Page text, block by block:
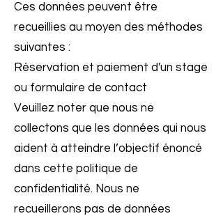
Ces données peuvent être
recueillies au moyen des méthodes
suivantes :
Réservation et paiement d'un stage
ou formulaire de contact
Veuillez noter que nous ne
collectons que les données qui nous
aident à atteindre l’objectif énoncé
dans cette politique de
confidentialité. Nous ne
recueillerons pas de données